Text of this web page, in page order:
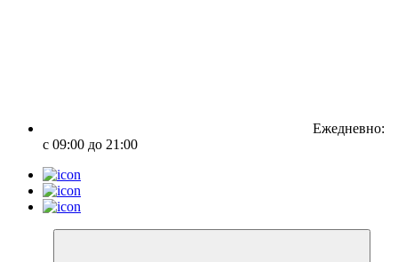
Ежедневно:
с 09:00 до 21:00